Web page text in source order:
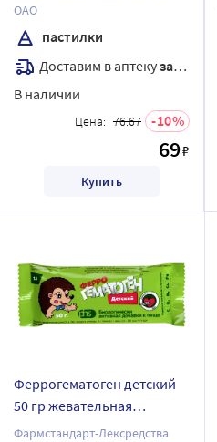
ОАО
пастилки
Доставим в аптекузавтра
В наличии
Цена: 76.67 10
69₽
Купить
Феррогематоген детский
50 гр жевательная
пастилка
Фармстандарт-Лексредства